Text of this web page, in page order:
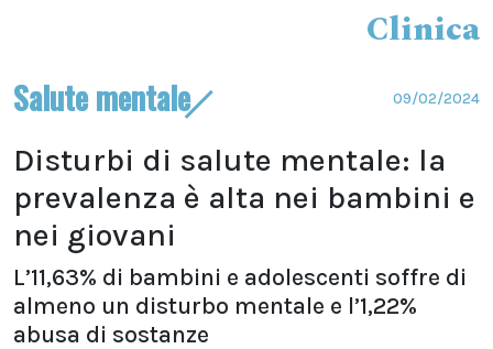
Clinica
Salute mentale 09/02/2024
Disturbi di salute mentale: la
prevalenza è alta nei bambini e
nei giovani
L’11,63% di bambini e adolescenti soffre di
almeno un disturbo mentale e l’1,22%
abusa di sostanze